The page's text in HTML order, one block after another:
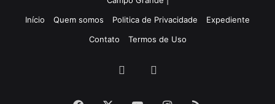
Início
Quem somos Politica de Privacidade
Expediente
Contato
Termos de Uso
Facebook